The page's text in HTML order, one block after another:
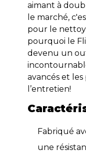
aimant à
le marché,
pour le
pourquoi le
devenu un
avancés et
l’entretien!
Fabriqué
une